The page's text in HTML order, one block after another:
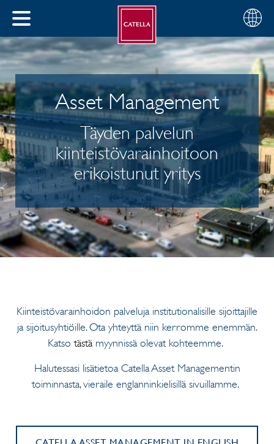
SULJE
MENU
Valitse
alue
Suomi
Asset Management
Täyden palvelun
kiinteistövarainhoitoon
erikoistunut yritys
Kiinteistövarainhoidon palveluja institutionalisille sijoittajille
ja sijoitusyhtiöille. Ota yhteyttä niin kerromme enemmän.
Katsotästämyynnissä olevat kohteemme.
Halutessasi lisätietoa Catella Asset Managementin
toiminnasta, vieraile englanninkielisillä sivuillamme.